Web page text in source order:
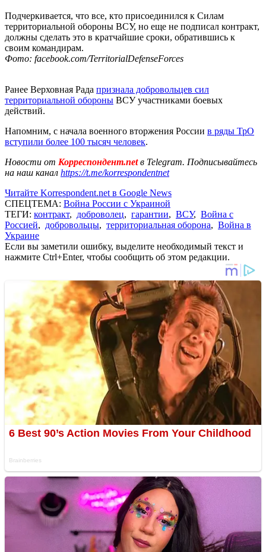
Подчеркивается, что все, кто присоединился к Силам
территориальной обороны ВСУ, но еще не подписал контракт,
должны сделать это в кратчайшие сроки, обратившись к
своим командирам.
Фото: facebook.com/TerritorialDefenseForces
Ранее Верховная Рада признала добровольцев сил
территориальной обороны ВСУ участниками боевых
действий.
Напомним, с начала военного вторжения России в ряды ТрО
вступили более 100 тысяч человек.
Новости от Корреспондент.netв Telegram. Подписывайтесь
на наш канал https://t.me/korrespondentnet
Читайте Korrespondent.net в Google News
СПЕЦТЕМА: Война России с Украиной
ТЕГИ: контракт, доброволец, гарантии, ВСУ, Война с
Россией, добровольцы, территориальная оборона, Война в
Украине
Если вы заметили ошибку, выделите необходимый текст и
нажмите Ctrl+Enter, чтобы сообщить об этом редакции.